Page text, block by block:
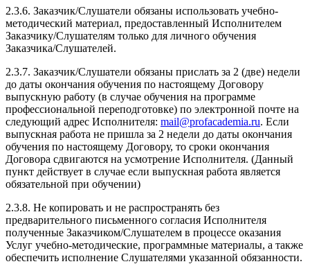
2.3.6. Заказчик/Слушатели обязаны использовать учебно-
методический материал, предоставленный Исполнителем
Заказчику/Слушателям только для личного обучения
Заказчика/Слушателей.
2.3.7. Заказчик/Слушатели обязаны прислать за 2 (две) недели
до даты окончания обучения по настоящему Договору
выпускную работу (в случае обучения на программе
профессиональной переподготовке) по электронной почте на
следующий адрес Исполнителя: mail@profacademia.ru. Если
выпускная работа не пришла за 2 недели до даты окончания
обучения по настоящему Договору, то сроки окончания
Договора сдвигаются на усмотрение Исполнителя. (Данный
пункт действует в случае если выпускная работа является
обязательной при обучении)
2.3.8. Не копировать и не распространять без
предварительного письменного согласия Исполнителя
полученные Заказчиком/Слушателем в процессе оказания
Услуг учебно-методические, программные материалы, а также
обеспечить исполнение Слушателями указанной обязанности.